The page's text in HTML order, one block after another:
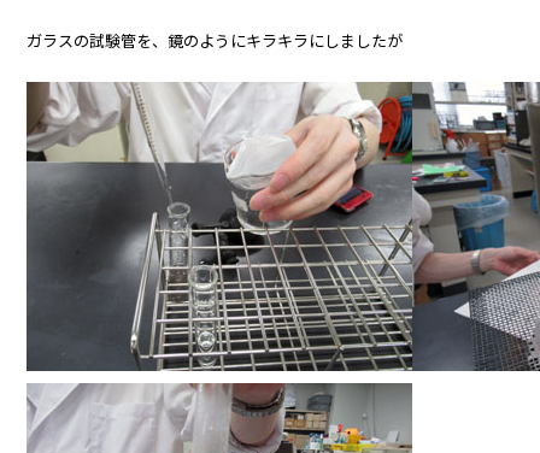
ガラスの試験管を、鏡のようにキラキラにしましたが